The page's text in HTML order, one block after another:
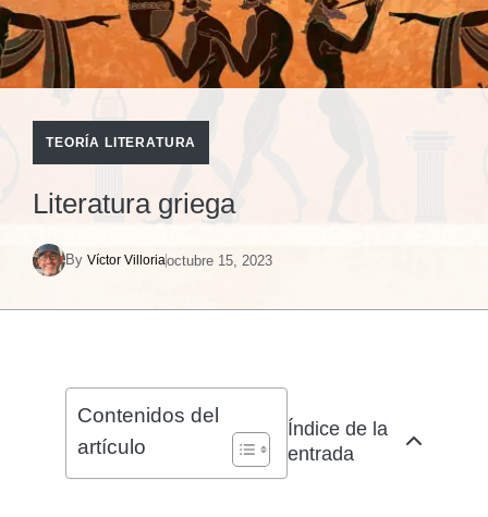
TEORÍA LITERATURA
Literatura griega
By Víctor Villoriaoctubre 15, 2023
Contenidos del
artículo
Índice de la
entrada